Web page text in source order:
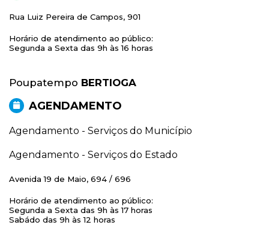
Rua Luiz Pereira de Campos, 901
Horário de atendimento ao público:
Segunda a Sexta das 9h às 16 horas
Poupatempo BERTIOGA
AGENDAMENTO
Agendamento - Serviços do Município
Agendamento - Serviços do Estado
Avenida 19 de Maio, 694 / 696
Horário de atendimento ao público:
Segunda a Sexta das 9h às 17 horas
Sabádo das 9h às 12 horas